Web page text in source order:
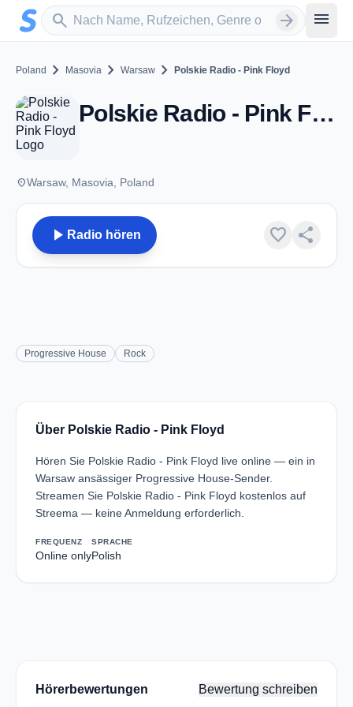
Zum Hauptinhalt springen
search
Sender suchen arrow_forward menu
Poland chevron_right Masovia chevron_right Warsaw chevron_right Polskie Radio - Pink Floyd
Polskie Radio - Pink Floyd - Warsaw
placeWarsaw, Masovia, Poland
play_arrow Radio hören favorite share
Progressive House Rock
Über Polskie Radio - Pink Floyd
Hören Sie Polskie Radio - Pink Floyd live online — ein in
Warsaw ansässiger Progressive House-Sender.
Streamen Sie Polskie Radio - Pink Floyd kostenlos auf
Streema — keine Anmeldung erforderlich.
FREQUENZ
Online only
SPRACHE
Polish
Hörerbewertungen Bewertung schreiben